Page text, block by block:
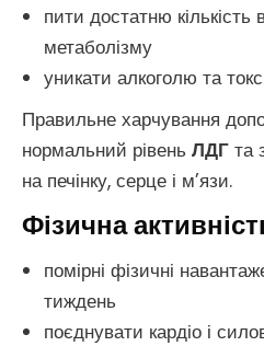
пити достатню
метаболізму
уникати алкоголю та
Правильне харчування
нормальний рівень ЛДГ та
на печінку, серце і м’язи.
Фізична
помірні фізичні
тиждень
поєднувати кардіо і